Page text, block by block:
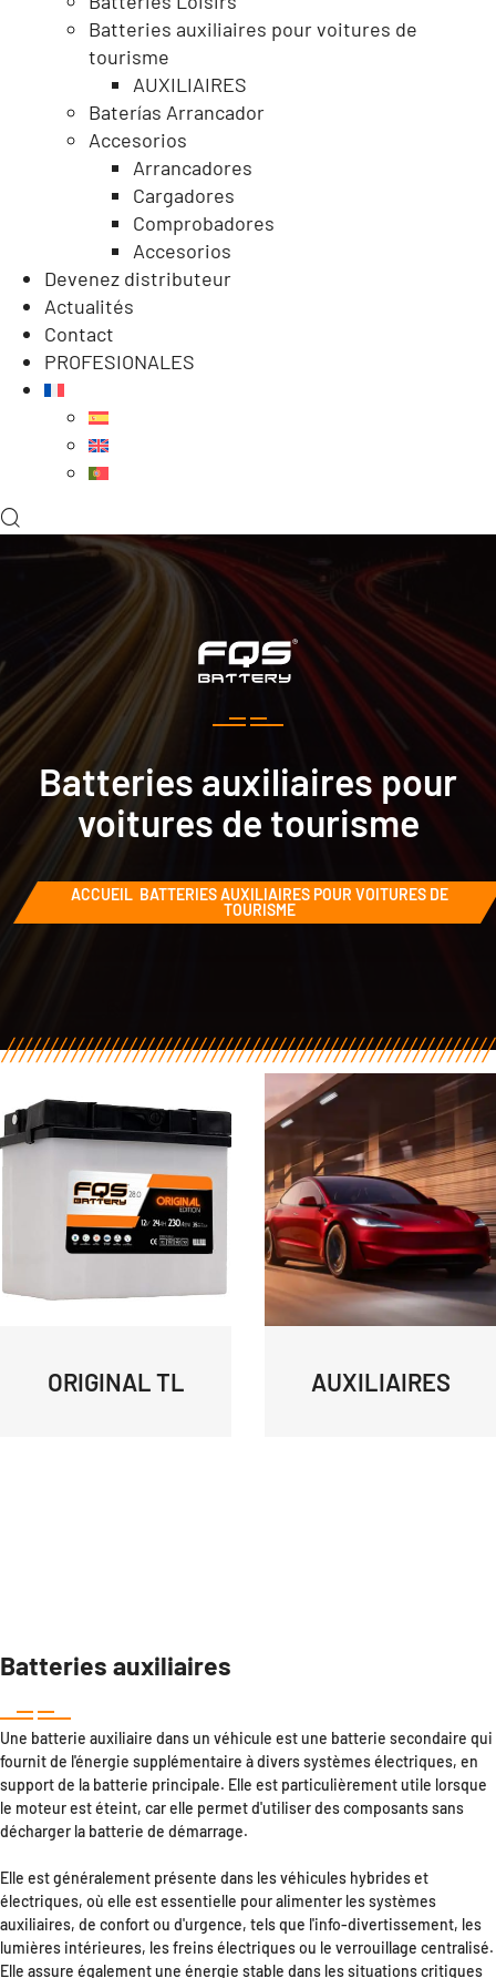
Batteries auxiliaires pour voitures de
tourisme
AUXILIAIRES
Baterías Arrancador
Accesorios
Arrancadores
Cargadores
Comprobadores
Accesorios
Devenez distributeur
Actualités
Contact
PROFESIONALES
Batteries auxiliaires pour
voitures de tourisme
ACCUEIL BATTERIES AUXILIAIRES POUR VOITURES DE
TOURISME
ORIGINAL TL AUXILIAIRES
Batteries auxiliaires
Une batterie auxiliaire dans un véhicule est une batterie secondaire qui
fournit de l'énergie supplémentaire à divers systèmes électriques, en
support de la batterie principale. Elle est particulièrement utile lorsque
le moteur est éteint, car elle permet d'utiliser des composants sans
décharger la batterie de démarrage.
Elle est généralement présente dans les véhicules hybrides et
électriques, où elle est essentielle pour alimenter les systèmes
auxiliaires, de confort ou d'urgence, tels que l'info-divertissement, les
lumières intérieures, les freins électriques ou le verrouillage centralisé.
Elle assure également une énergie stable dans les situations critiques